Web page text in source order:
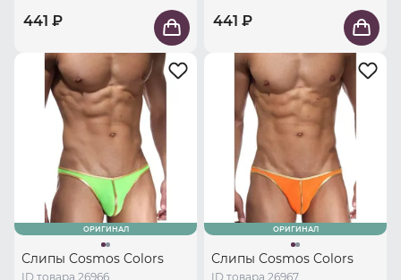
441 ₽ 441 ₽
ОРИГИНАЛ
Слипы Cosmos Colors
ID товара 26966
ОРИГИНАЛ
Слипы Cosmos Colors
ID товара 26967